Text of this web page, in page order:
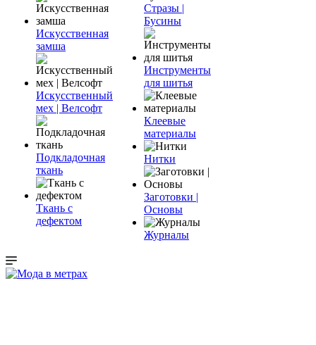
Искусственная
замша
Искусственный
мех | Велсофт
Подкладочная
ткань
Ткань с
дефектом
Стразы |
Бусины
Инструменты
для шитья
Клеевые
материалы
Нитки
Заготовки |
Основы
Журналы